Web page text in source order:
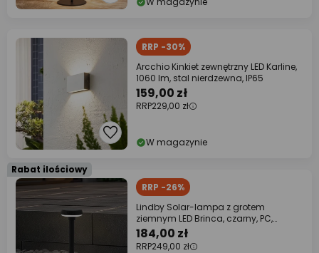
RRP -30%
Arcchio Kinkiet zewnętrzny LED Karline,
1060 lm, stal nierdzewna, IP65
159,00 zł
RRP229,00 zł
W magazynie
Rabat ilościowy
RRP -26%
Lindby Solar-lampa z grotem
ziemnym LED Brinca, czarny, PC,
czujnik
184,00 zł
RRP249,00 zł